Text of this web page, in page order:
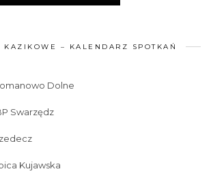
KAZIKOWE – KALENDARZ SPOTKAŃ
Dolne
Swarzędz
Kujawska